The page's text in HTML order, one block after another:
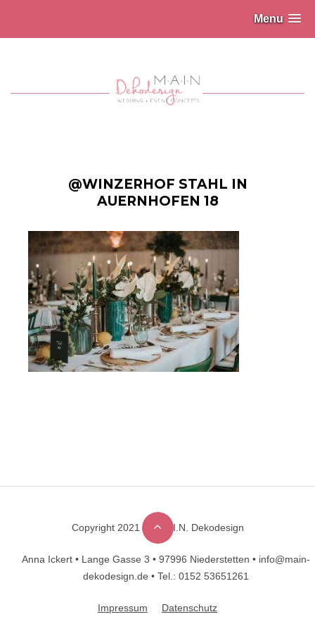
Menu
@WINZERHOF STAHL IN
AUERNHOFEN 18
Designed byDesignHooks
Copyright 2021 © M.A.I.N. Dekodesign
Anna Ickert • Lange Gasse 3 • 97996 Niederstetten • info@main-
dekodesign.de • Tel.: 0152 53651261
Impressum Datenschutz